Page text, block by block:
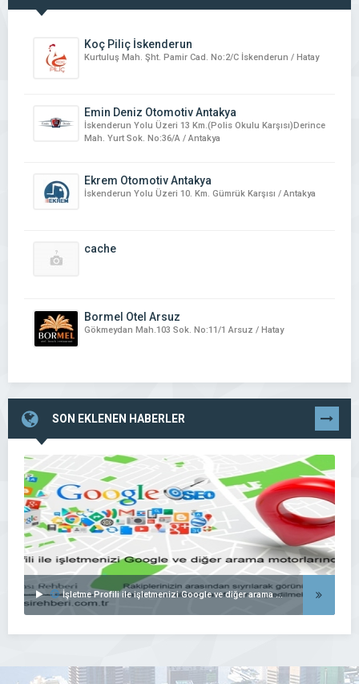
Koç Piliç İskenderun
Kurtuluş Mah. Şht. Pamir Cad. No:2/C İskenderun / Hatay
Emin Deniz Otomotiv Antakya
İskenderun Yolu Üzeri 13 Km.(Polis Okulu Karşısı)Derince
Mah. Yurt Sok. No:36/A / Antakya
Ekrem Otomotiv Antakya
İskenderun Yolu Üzeri 10. Km. Gümrük Karşısı / Antakya
cache
Bormel Otel Arsuz
Gökmeydan Mah.103 Sok. No:11/1 Arsuz / Hatay
SON EKLENEN HABERLER TÜMÜNÜ
GÖR
İşletme Profili ile işletmenizi Google ve diğer arama motorlarında listeleyin..